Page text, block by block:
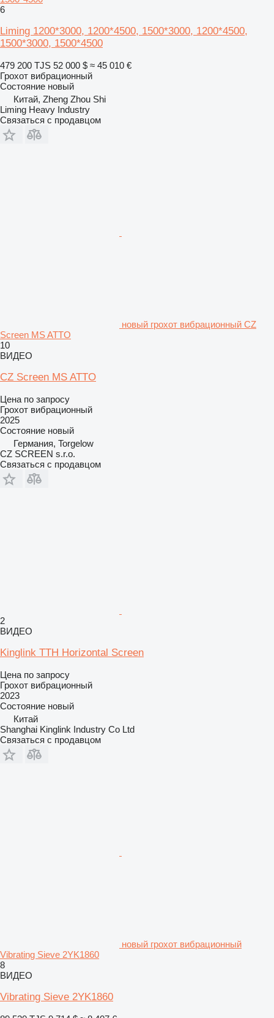
6
Liming 1200*3000, 1200*4500, 1500*3000, 1200*4500,
1500*3000, 1500*4500
479 200 TJS 52 000 $ ≈ 45 010 €
Грохот вибрационный
Состояние новый
Китай, Zheng Zhou Shi
Liming Heavy Industry
Связаться с продавцом
новый грохот вибрационный CZ
Screen MS ATTO
10
ВИДЕО
CZ Screen MS ATTO
Цена по запросу
Грохот вибрационный
2025
Состояние новый
Германия, Torgelow
CZ SCREEN s.r.o.
Связаться с продавцом
2
ВИДЕО
Kinglink TTH Horizontal Screen
Цена по запросу
Грохот вибрационный
2023
Состояние новый
Китай
Shanghai Kinglink Industry Co Ltd
Связаться с продавцом
новый грохот вибрационный
Vibrating Sieve 2YK1860
8
ВИДЕО
Vibrating Sieve 2YK1860